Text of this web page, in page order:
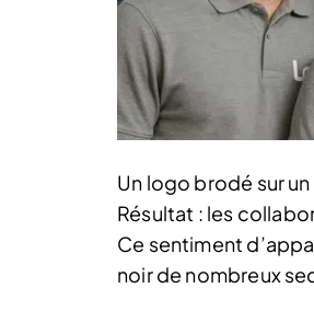
Un logo brodé sur
Résultat : les
Ce sentiment
noir de nombreux